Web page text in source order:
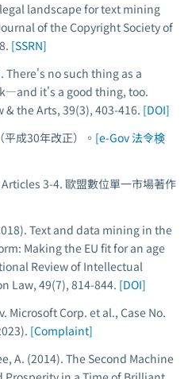
landscape for text mining
of the Copyright Society of
[SSRN]
There's no such thing as a
it's a good thing, too.
& the Arts, 39(3), 403-416. [DOI]
成30年改正）。 [e-Gov 法令検
3-4. 歐盟數位單一市場著作
Text and data mining in the
Making the EU fit for an age
Review of Intellectual
Law, 49(7), 814-844. [DOI]
Microsoft Corp. et al., Case No.
[Complaint]
A. (2014). The Second Machine